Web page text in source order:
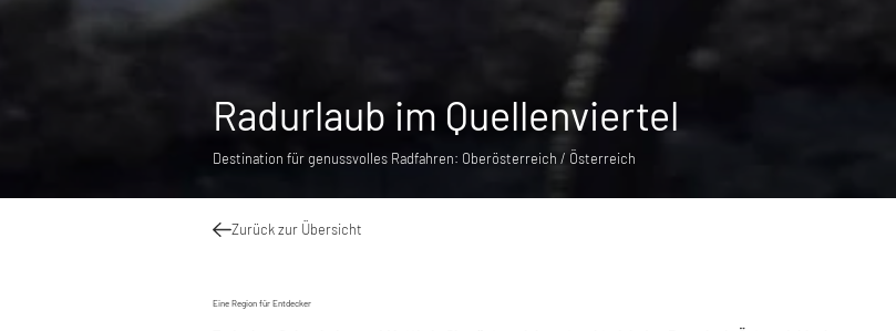
Radurlaub im Quellenviertel
Destination für genussvolles Radfahren: Oberösterreich / Österreich
Zurück zur Übersicht
Eine Region für Entdecker